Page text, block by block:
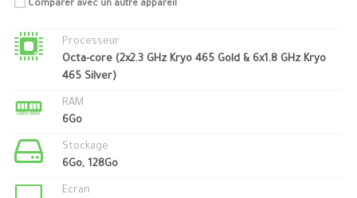
Comparer avec un autre appareil
Processeur
Octa-core (2x2.3 GHz Kryo 465 Gold & 6x1.8 GHz Kryo
465 Silver)
RAM
6Go
Stockage
6Go, 128Go
Ecran